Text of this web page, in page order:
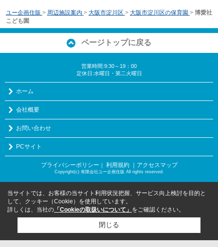
ユー企画住販 > 周辺施設案内 > 大阪市淀川区 > 大阪市淀川区の保育園 > 博愛社
こども園
ページトップに戻る
営業時間:9:30～19：00
定休日:水曜日・第二火曜日
ホーム
会社概要
お問い合わせ
PCサイト
プライバシーポリシー ｜ 利用規約 ｜アクセスマップ
Copyright(c) 有限会社ユー企画住販 All rights reserved.
当サイトでは、お客様の当サイト利用状況把握、サービス向上検討を目的と
して、クッキー（Cookie）を使用しています。
詳しくは、当社の 「Cookieの取扱いについて」 をご確認ください。
閉じる